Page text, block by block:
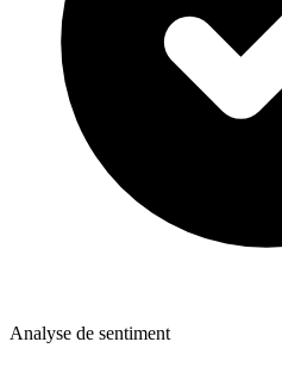
Analyse de sentiment